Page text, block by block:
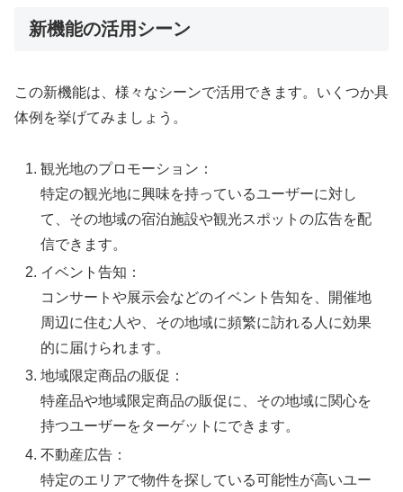
新機能の活用シーン
この新機能は、様々なシーンで活用できます。いくつか具
体例を挙げてみましょう。
観光地のプロモーション：
特定の観光地に興味を持っているユーザーに対し
て、その地域の宿泊施設や観光スポットの広告を配
信できます。
イベント告知：
コンサートや展示会などのイベント告知を、開催地
周辺に住む人や、その地域に頻繁に訪れる人に効果
的に届けられます。
地域限定商品の販促：
特産品や地域限定商品の販促に、その地域に関心を
持つユーザーをターゲットにできます。
不動産広告：
特定のエリアで物件を探している可能性が高いユー